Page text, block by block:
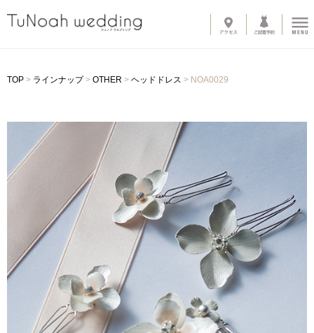
- ウェディングドレス - カラードレス
- タキシード
インナーブラウス
- オプショントレーン
ベール
-
- その他アイテム
サロン紹介 - ドレスへのこだわり
System
購入の流れ
カラーオーダー・デザイン変更
ご自宅試着 よくある質問
TOP > ラインナップ> OTHER > ヘッドドレス > NOA0029